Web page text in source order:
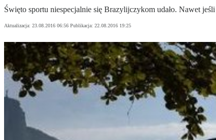
Święto sportu niespecjalnie się Brazylijczykom udało. Nawet
Aktualizacja: 23.08.2016 06:56 Publikacja: 22.08.2016 19:25